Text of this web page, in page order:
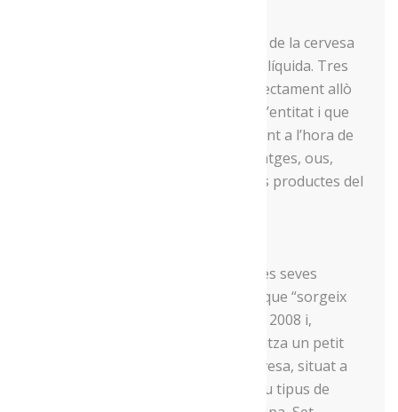
En aquesta ocasió, doncs, parlarem de la cervesa
ViP, de vins Carisma i del sake Seda líquida. Tres
productes que complementen perfectament allò
que elaboren altres productors de l’entitat i que
representen un bon acompanyament a l’hora de
degustar les carns, embotits, formatges, ous,
hortalisses, verdures, bolets i altres productes del
En el cas de la cervesa ViP, una de les seves
ànimes, la Marisol Salvadó, explica que “sorgeix
com un hobby entre els anys 2007 i 2008 i,
posteriorment, cap a 2012, es legalitza un petit
taller artesanal d’elaboració de cervesa, situat a
Bellestar”. Actualment, produeix deu tipus de